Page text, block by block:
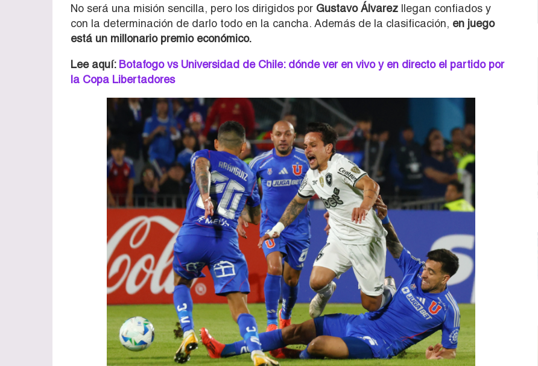
No será una misión sencilla, pero los dirigidos por Gustavo Álvarez llegan confiados y
con la determinación de darlo todo en la cancha. Además de la clasificación, en juego
está un millonario premio económico.
Lee aquí:Botafogo vs Universidad de Chile: dónde ver en vivo y en directo el partido por
la Copa Libertadores